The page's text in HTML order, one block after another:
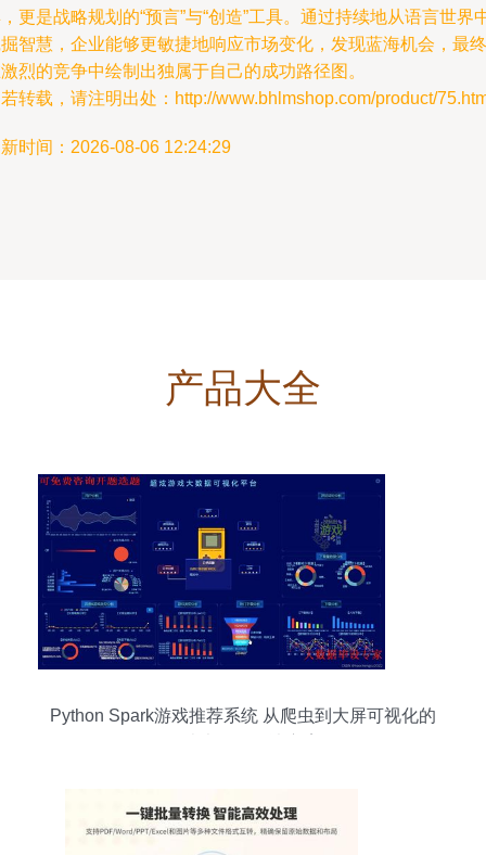
更是战略规划的“预言”与“创造”工具。通过持续地从语言世界
智慧，企业能够更敏捷地响应市场变化，发现蓝海机会，最终
烈的竞争中绘制出独属于自己的成功路径图。
转载，请注明出处：http://www.bhlmshop.com/product/
时间：2026-08-06 12:24:29
产品大全
Python Spark游戏推荐系统 从爬虫到大屏可视化的